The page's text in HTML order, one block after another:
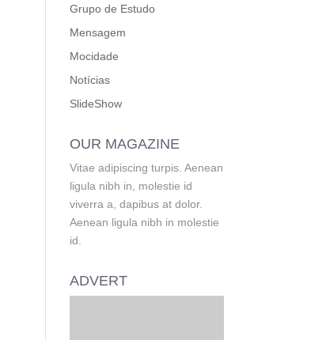
Grupo de Estudo
Mensagem
Mocidade
Notícias
SlideShow
OUR MAGAZINE
Vitae adipiscing turpis. Aenean
ligula nibh in, molestie id
viverra a, dapibus at dolor.
Aenean ligula nibh in molestie
id.
ADVERT